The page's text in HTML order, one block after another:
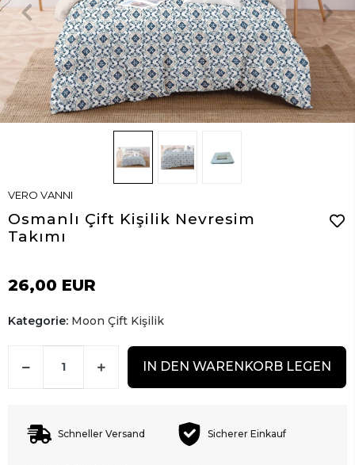
VERO VANNI
Osmanlı Çift Kişilik Nevresim
Takımı
26,00 EUR
Kategorie: Moon Çift Kişilik
IN DEN WARENKORB LEGEN
Schneller Versand Sicherer Einkauf